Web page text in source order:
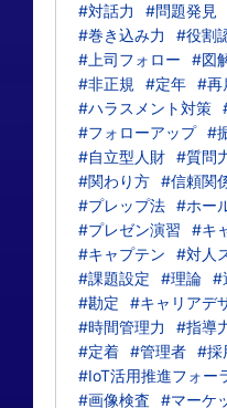
#対話力
#問題発見
#巻き込み力
#役割
#上司フォロー
#図
#非正規
#定年 #再
#ハラスメント対策
#フォローアップ #
#自立型人財 #質問
#関わり方 #信頼関
#プレップ法 #ホー
#プレゼン演習
#キ
#キャプテン
#対人
#課題設定
#理論 #
#勘定
#キャリアデ
#時間管理力
#指導
#定着 #管理者 #採
#IoT活用推進フォー
#画像検査
#マーケ